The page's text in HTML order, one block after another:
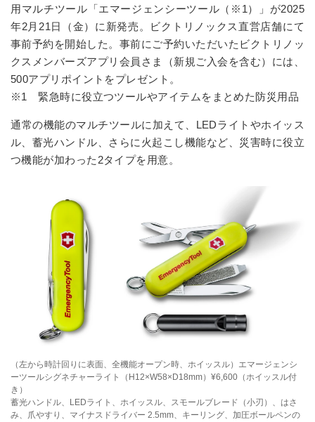
用マルチツール「エマージェンシーツール（※1）」が2025
年2月21日（金）に新発売。ビクトリノックス直営店舗にて
事前予約を開始した。事前にご予約いただいたビクトリノッ
クスメンバーズアプリ会員さま（新規ご入会を含む）には、
500アプリポイントをプレゼント。
※1 緊急時に役立つツールやアイテムをまとめた防災用品
通常の機能のマルチツールに加えて、LEDライトやホイッス
ル、蓄光ハンドル、さらに火起こし機能など、災害時に役立
つ機能が加わった2タイプを用意。
（左から時計回りに表面、全機能オープン時、ホイッスル）エマージェンシ
ーツールシグネチャーライト（H12×W58×D18mm）¥6,600（ホイッスル付
き）
蓄光ハンドル、LEDライト、ホイッスル、スモールブレード（小刃）、はさ
み、爪やすり、マイナスドライバー 2.5mm、キーリング、加圧ボールペンの